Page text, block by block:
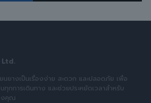
ยนยางเป็นเรื่องง่าย สะดวก และปลอดภัย เพื่อ
กการเดินทาง และช่วยประหยัดเวลาสำหรับ
งคุณ